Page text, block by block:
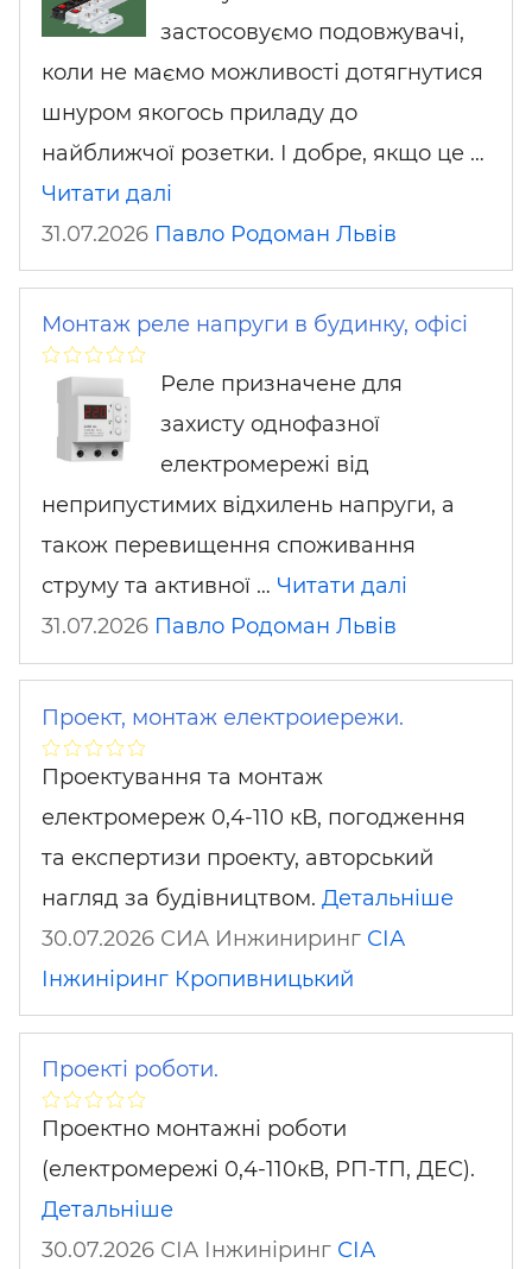
застосовуємо подовжувачі,
коли не маємо можливості дотягнутися
шнуром якогось приладу до
найближчої розетки. І добре, якщо це …
Читати далі
31.07.2026 Павло Родоман Львів
Монтаж реле напруги в будинку, офісі
Реле призначене для
захисту однофазної
електромережі від
неприпустимих відхилень напруги, а
також перевищення споживання
струму та активної … Читати далі
31.07.2026 Павло Родоман Львів
Проект, монтаж електроиережи.
Проектування та монтаж
електромереж 0,4-110 кВ, погодження
та експертизи проекту, авторський
нагляд за будівництвом. Детальніше
30.07.2026 СИА Инжиниринг СІА
Інжиніринг Кропивницький
Проекті роботи.
Проектно монтажні роботи
(електромережі 0,4-110кВ, РП-ТП, ДЕС).
Детальніше
30.07.2026 СІА Інжиніринг СІА